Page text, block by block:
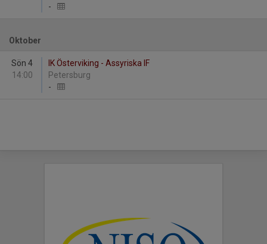
-
Oktober
Sön 4
14:00
IK Österviking - Assyriska IF
Petersburg
-